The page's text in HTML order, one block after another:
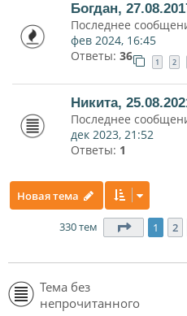
Богдан,
Последнее
фев 2024, 16:45
Ответы: 36 1 2
Никита,
Последнее
дек 2023, 21:52
Ответы: 1
Новая тема
330 тем Страница
1 2
Тема без
непрочитанного